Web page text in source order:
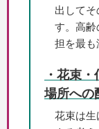
出して
す。高齢
担を最も
・花束
場所への
花束は生